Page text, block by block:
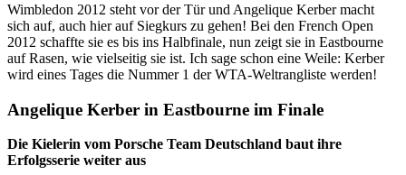
Wimbledon 2012 steht vor der Tür und Angelique Kerber macht
sich auf, auch hier auf Siegkurs zu gehen! Bei den French Open
2012 schaffte sie es bis ins Halbfinale, nun zeigt sie in Eastbourne
auf Rasen, wie vielseitig sie ist. Ich sage schon eine Weile: Kerber
wird eines Tages die Nummer 1 der WTA-Weltrangliste werden!
Angelique Kerber in Eastbourne im Finale
Die Kielerin vom Porsche Team Deutschland baut ihre
Erfolgsserie weiter aus